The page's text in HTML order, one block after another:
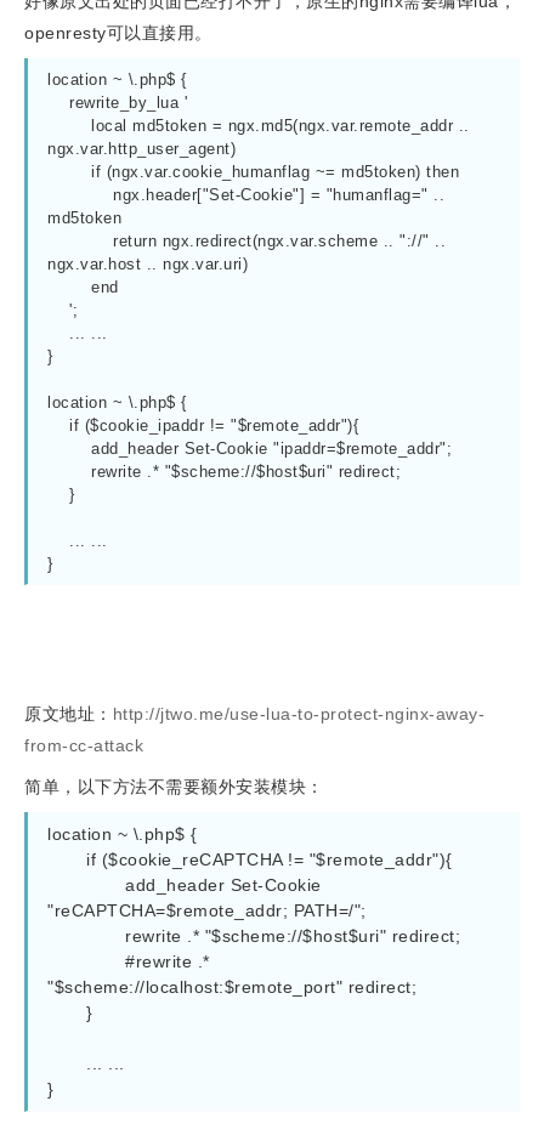
openresty可以直接用。
location ~ \.php$ {
ngx.var.http_user_agent)
md5token
ngx.var.host .. ngx.var.uri)
}
location ~ \.php$ {
}
原文地址： http://jtwo.me/use-lua-to-protect-nginx-away-
from-cc-attack
简单，以下方法不需要额外安装模块：
location ~ \.php$ {
if ($cookie_reCAPTCHA != "$remote_addr"){
add_header
"reCAPTCHA=$remote_addr; PATH=/";
rewrite .* "$scheme://$host$uri" redirect;
#rewrite .*
"$scheme://localhost:$remote_port" redirect;